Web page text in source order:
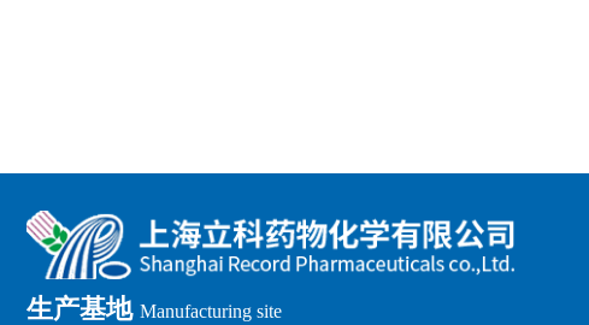
生产基地 Manufacturing site